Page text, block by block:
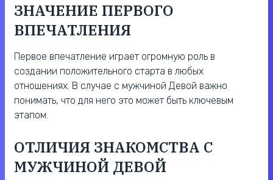
ЗНАЧЕНИЕ ПЕРВОГО
ВПЕЧАТЛЕНИЯ
Первое впечатление играет огромную роль в
создании положительного старта в любых
отношениях. В случае с мужчиной Девой важно
понимать, что для него это может быть ключевым
этапом.
ОТЛИЧИЯ ЗНАКОМСТВА С
МУЖЧИНОЙ ДЕВОЙ